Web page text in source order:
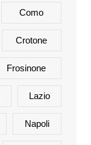
Como
Crotone
Frosinone
Lazio
Napoli